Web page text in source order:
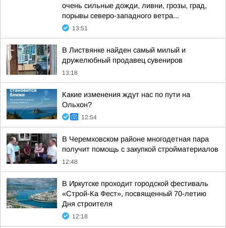
очень сильные дожди, ливни, грозы, град,
порывы северо-западного ветра...
13:51
В Листвянке найден самый милый и
дружелюбный продавец сувениров
13:18
Какие изменения ждут нас по пути на
Ольхон?
12:54
В Черемховском районе многодетная пара
получит помощь с закупкой стройматериалов
12:48
В Иркутске проходит городской фестиваль
«Строй-Ка Фест», посвященный 70-летию
Дня строителя
12:18